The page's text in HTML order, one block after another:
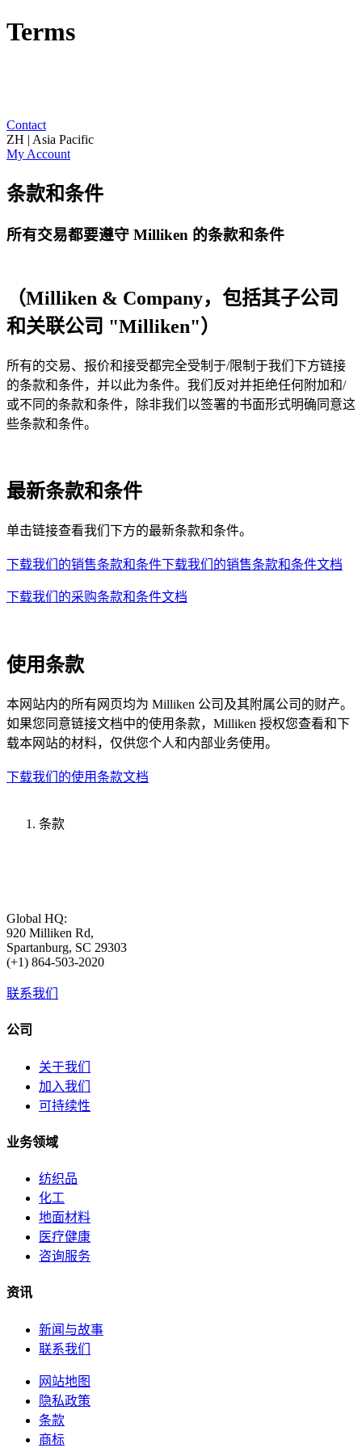
Terms
Contact
ZH | Asia Pacific
My Account
条款和条件
所有交易都要遵守 Milliken 的条款和条件
（Milliken & Company，包括其子公司
和关联公司 "Milliken"）
所有的交易、报价和接受都完全受制于/限制于我们下方链接
的条款和条件，并以此为条件。我们反对并拒绝任何附加和/
或不同的条款和条件，除非我们以签署的书面形式明确同意这
些条款和条件。
最新条款和条件
单击链接查看我们下方的最新条款和条件。
下载我们的销售条款和条件下载我们的销售条款和条件文档
下载我们的采购条款和条件文档
使用条款
本网站内的所有网页均为 Milliken 公司及其附属公司的财产。
如果您同意链接文档中的使用条款，Milliken 授权您查看和下
载本网站的材料，仅供您个人和内部业务使用。
下载我们的使用条款文档
条款
Global HQ:
920 Milliken Rd,
Spartanburg, SC 29303
(+1) 864-503-2020
联系我们
公司
关于我们
加入我们
可持续性
业务领域
纺织品
化工
地面材料
医疗健康
咨询服务
资讯
新闻与故事
联系我们
网站地图
隐私政策
条款
商标